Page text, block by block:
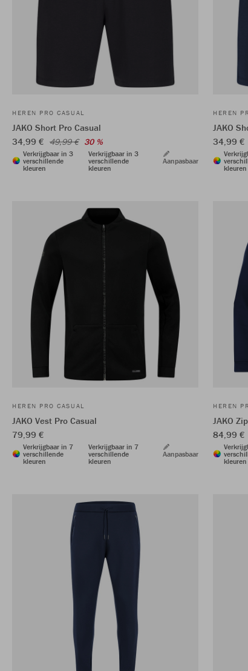
HEREN PRO CASUAL
JAKO Short Pro Casual
34,99 € 49,99 € 30 %
Verkrijgbaar in 3
verschillende
kleuren
Verkrijgbaar in 3
verschillende
kleuren
Aanpasbaar
HEREN
JAKO
34,99 €
kleuren
HEREN PRO CASUAL
JAKO Vest Pro Casual
79,99 €
Verkrijgbaar in 7
verschillende
kleuren
Verkrijgbaar in 7
verschillende
kleuren
Aanpasbaar
HEREN
JAKO
84,99 €
kleuren